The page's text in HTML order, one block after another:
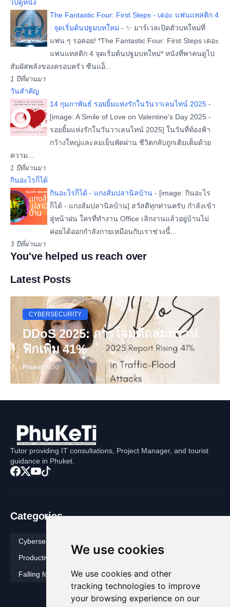
We use cookies
We use cookies and other
tracking technologies to improve
your browsing experience on our
ไปดูหนัง
The Fantastic Four: First Steps - เดอะ แฟนแทสติก 4
: จุดเริ่มต้นปฐมบทใหม่ - ✨ มาร์เวลเปิดตัวบทใหม่ที่
แฟน ๆ รอคอย! *The Fantastic Four: First Steps เดอะ
แฟนแทสติก 4 จุดเริ่มต้นปฐมบทใหม่* หนังที่พาคนดูไป
สัมผัสพลังของครอบครัว ซีนแอ็...
1 ปีที่ผ่านมา
วันสำคัญ
14 กุมภาพันธ์ รอยยิ้มแห่งรักในวันวาเลนไทน์ 2025 -
[image: A Smile of Love on Valentine's Day 2025 -
รอยยิ้มแห่งรักในวันวาเลนไทน์ 2025] ในวันที่ท้องฟ้า
กว้างใหญ่และลมเย็นพัดผ่าน ชีวิตกลับถูกเติมเต็มด้วย
ความ...
1 ปีที่ผ่านมา
กินอะไรก็ได้
กินอะไรก็ได้ - แกงส้มปลานิลบ้าน - [image: กินอะไร
ก็ได้ - แกงส้มปลานิลบ้าน] สวัสดีทุกท่านครับ กำลังเข้า
สู่หน้าฝน ใครที่ทำงาน Office เลิกงานแล้วอยู่บ้านไม่
ค่อยได้ออกกำลังกายเหมือนกับเราช่วงนี้...
3 ปีที่ผ่านมา
You've helped us reach over
Latest Posts
CYBERSECURITY
DDoS 2025: การโจมตีถล่มทราฟ
ฟิกเพิ่ม 41%
Phuket06:30
Tutor providing IT consultations, Project Manager, and tourist
guidance in Phuket.
Categories
Cybersecurity
Productivity
Digital Immortal
Call Me Shadow
Falling for Fake
It’s Your Business Black Jasmine